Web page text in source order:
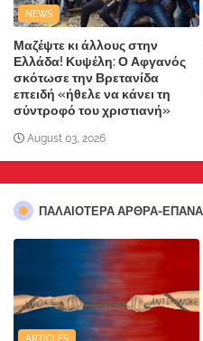
NEWS
Μαζέψτε κι άλλους στην
Ελλάδα! Κυψέλη: Ο Αφγανός
σκότωσε την Βρετανίδα
επειδή «ήθελε να κάνει τη
σύντροφό του χριστιανή»
August 03, 2026
ΠΑΛΑΙΟΤΕΡΑ ΑΡΘΡΑ-
ARTICLES